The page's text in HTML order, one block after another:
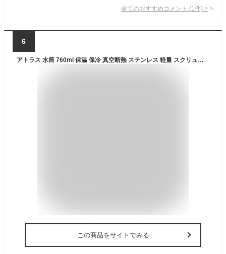
全てのおすすめコメント (1 件) >
6
アトラス 水筒 760ml 保温 保冷 真空断熱 ステンレス 軽量 スクリューボトル マグボトル 氷止め付き 広口 洗いやすい スイッチマグ マットブラック 白湯 AS-761MBK
この商品をサイトでみる